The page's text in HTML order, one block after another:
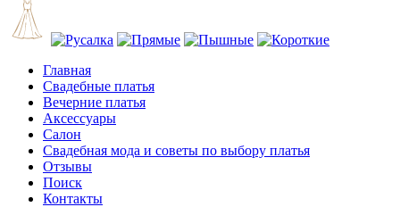
Главная
Свадебные платья
Вечерние платья
Аксессуары
Салон
Свадебная мода и советы по выбору платья
Отзывы
Поиск
Контакты